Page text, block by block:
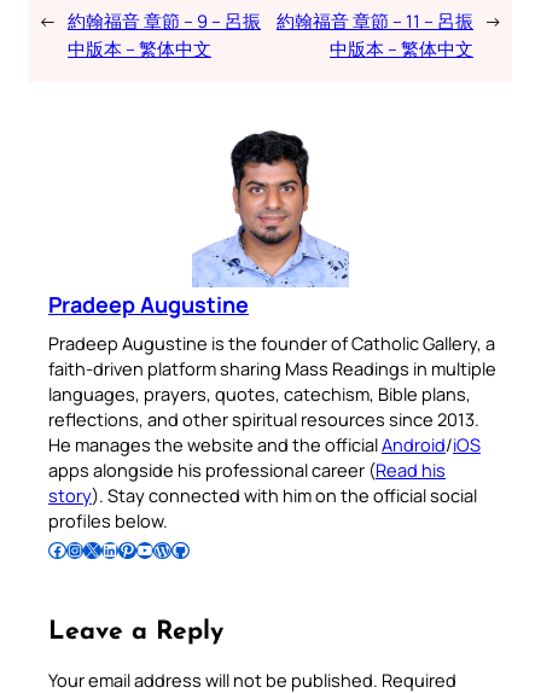
← 約翰福音 章節 – 9 – 呂振
中版本 – 繁体中文
約翰福音 章節 – 11 – 呂振
中版本 – 繁体中文
→
Pradeep Augustine
Pradeep Augustine is the founder of Catholic Gallery, a
faith-driven platform sharing Mass Readings in multiple
languages, prayers, quotes, catechism, Bible plans,
reflections, and other spiritual resources since 2013.
He manages the website and the officialAndroid/iOS
apps alongside his professional career (Read his
story). Stay connected with him on the official social
profiles below.
Follow Pradeep on Facebook Follow Pradeep on InstagramFollow Pradeep on X Follow Pradeep on LinkedIn Follow Pradeep on Pinterest Subscribe to Pradeep’s Youtube Channel Follow Pradeep on WordPress Follow Pradeep on GitHub
Leave a Reply
Your email address will not be published. Required